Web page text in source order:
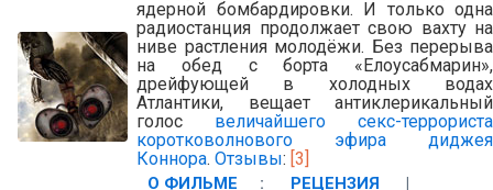
ядерной бомбардировки. И только одна
радиостанция продолжает свою вахту на
ниве растления молодёжи. Без перерыва
на обед с борта «Елоусабмарин»,
дрейфующей в холодных водах
Атлантики, вещает антиклерикальный
голос величайшего секс-террориста
коротковолнового эфира диджея
Коннора. Отзывы: [3]
О ФИЛЬМЕ : РЕЦЕНЗИЯ
|